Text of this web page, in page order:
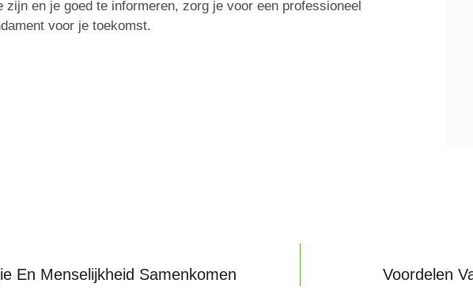
en je goed te informeren, zorg je voor een professioneel
voor je toekomst.
En Menselijkheid Samenkomen Voordelen